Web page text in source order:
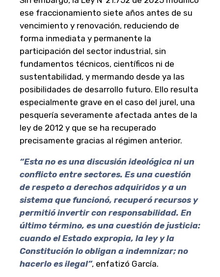
ese fraccionamiento siete años antes de su
vencimiento y renovación, reduciendo de
forma inmediata y permanente la
participación del sector industrial, sin
fundamentos técnicos, científicos ni de
sustentabilidad, y mermando desde ya las
posibilidades de desarrollo futuro. Ello resulta
especialmente grave en el caso del jurel, una
pesquería severamente afectada antes de la
ley de 2012 y que se ha recuperado
precisamente gracias al régimen anterior.
“Esta no es una discusión ideológica ni un
conflicto entre sectores. Es una cuestión
de respeto a derechos adquiridos y a un
sistema que funcionó, recuperó recursos y
permitió invertir con responsabilidad. En
último término, es una cuestión de justicia:
cuando el Estado expropia, la ley y la
Constitución lo obligan a indemnizar; no
hacerlo es ilegal”, enfatizó García.